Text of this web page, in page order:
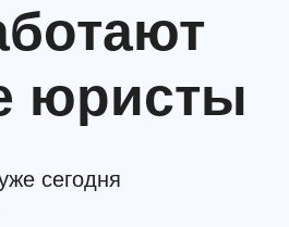
юристы
сегодня